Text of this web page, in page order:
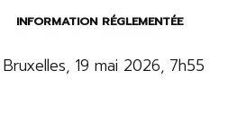
INFORMATION RÉGLEMENTÉE
Bruxelles, 19 mai 2026, 7h55